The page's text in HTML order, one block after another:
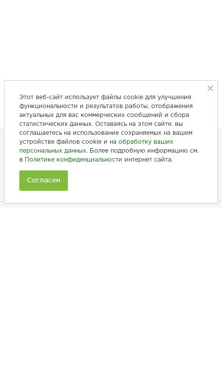
+7 (846) 275-20-10
+7 (902) 375-20-10
Этот веб-сайт использует файлы cookie для улучшения
функциональности и результатов работы, отображения
актуальных для вас коммерческих сообщений и сбора
статистических данных. Оставаясь на этом сайте, вы
соглашаетесь на использование сохраняемых на вашем
устройстве файлов cookie и на обработку ваших
персональных данных. Более подробную информацию см.
в
Политике конфиденциальности интернет сайта.
Согласен